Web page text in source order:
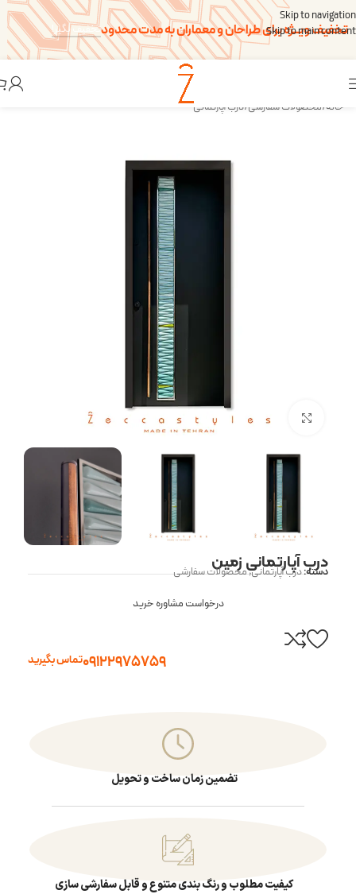
Skip to navigation
Skip to main content
تخفیف ویــژه برای طراحان و معماران به مدت محدودتخفیف بگیر!
خانه/محصولات سفارشی/درب آپارتمانی
بزرگنمایی تصویر
درب آپارتمانی زمین
دسته:درب آپارتمانی,محصولات سفارشی
درخواست مشاوره خرید
09122975759تماس بگیرید
تضمین زمان ساخت و تحویل
کیفیت مطلوب و رنگ بندی متنوع و قابل سفارشی سازی